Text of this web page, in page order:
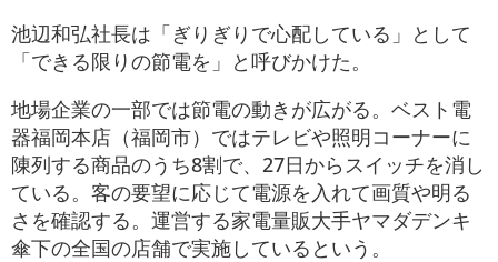
池辺和弘社長は「ぎりぎりで心配している」として
「できる限りの節電を」と呼びかけた。
地場企業の一部では節電の動きが広がる。ベスト電
器福岡本店（福岡市）ではテレビや照明コーナーに
陳列する商品のうち8割で、27日からスイッチを消し
ている。客の要望に応じて電源を入れて画質や明る
さを確認する。運営する家電量販大手ヤマダデンキ
傘下の全国の店舗で実施しているという。